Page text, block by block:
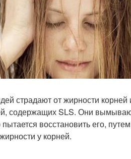
страдают от жирности
содержащих SLS. Они
восстановить его,
у корней.